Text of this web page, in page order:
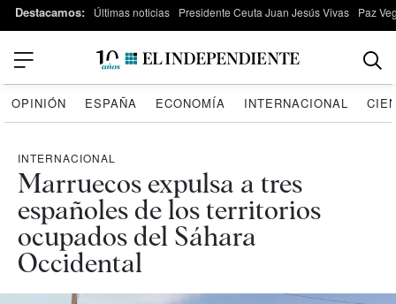
Destacamos: Últimas noticias Presidente Ceuta Juan Jesús Vivas Paz
OPINIÓN ESPAÑA ECONOMÍA INTERNACIONAL
INTERNACIONAL
Marruecos expulsa a tres
españoles de los territorios
ocupados del Sáhara
Occidental